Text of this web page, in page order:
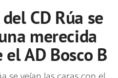
CD Rúa se
merecida
AD Bosco B